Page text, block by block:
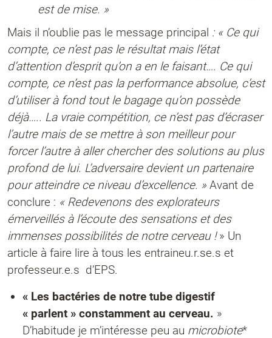
est de mise. »
Mais il n’oublie pas le message principal : « Ce qui
compte, ce n’est pas le résultat mais l’état
d’attention d’esprit qu’on a en le faisant…. Ce qui
compte, ce n’est pas la performance absolue, c’est
d’utiliser à fond tout le bagage qu’on possède
déjà….. La vraie compétition, ce n’est pas d’écraser
l’autre mais de se mettre à son meilleur pour
forcer l’autre à aller chercher des solutions au plus
profond de lui. L’adversaire devient un partenaire
pour atteindre ce niveau d’excellence. » Avant de
conclure : « Redevenons des explorateurs
émerveillés à l’écoute des sensations et des
immenses possibilités de notre cerveau !» Un
article à faire lire à tous les entraineu.r.se.s et
professeur.e.s d’EPS.
« Les bactéries de notre tube digestif
« parlent » constamment au cerveau. »
D’habitude je m’intéresse peu au microbiote*